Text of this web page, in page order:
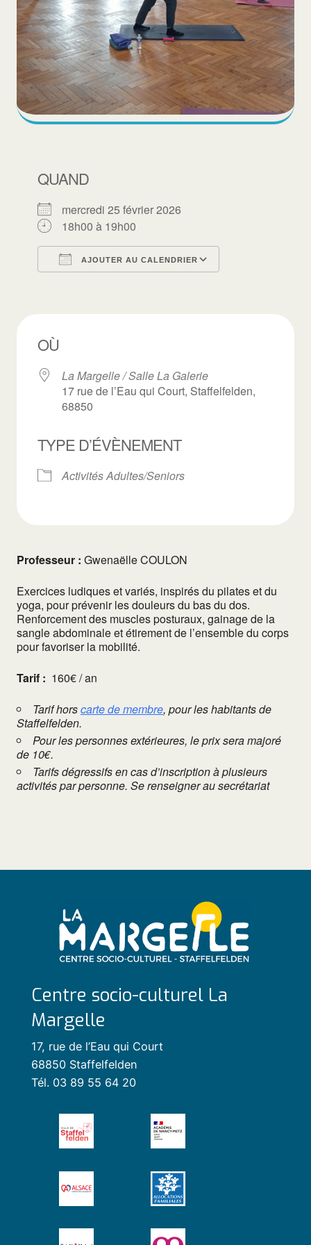
QUAND
mercredi 25 février 2026
18h00 à 19h00
AJOUTER AU CALENDRIER
OÙ
La Margelle / Salle La Galerie
17 rue de l’Eau qui Court, Staffelfelden,
68850
TYPE D’ÉVÈNEMENT
Activités Adultes/Seniors
Professeur : Gwenaëlle COULON
Exercices ludiques et variés, inspirés du pilates et du
yoga, pour prévenir les douleurs du bas du dos.
Renforcement des muscles posturaux, gainage de la
sangle abdominale et étirement de l’ensemble du corps
pour favoriser la mobilité.
Tarif : 160€ / an
Tarif horscarte de membre, pour les habitants de
Staffelfelden.
Pour les personnes extérieures, le prix sera majoré
de 10€.
Tarifs dégressifs en cas d’inscription à plusieurs
activités par personne. Se renseigner au secrétariat
Centre socio-culturel La
Margelle
17, rue de l’Eau qui Court
68850 Staffelfelden
Tél. 03 89 55 64 20